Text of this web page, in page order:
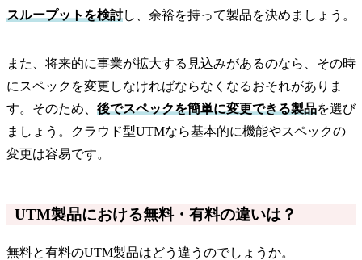
スループットを検討し、余裕を持って製品を決めましょう。
また、将来的に事業が拡大する見込みがあるのなら、その時
にスペックを変更しなければならなくなるおそれがありま
す。そのため、 後でスペックを簡単に変更できる製品を選び
ましょう。クラウド型UTMなら基本的に機能やスペックの
変更は容易です。
UTM製品における無料・有料の違いは？
無料と有料のUTM製品はどう違うのでしょうか。